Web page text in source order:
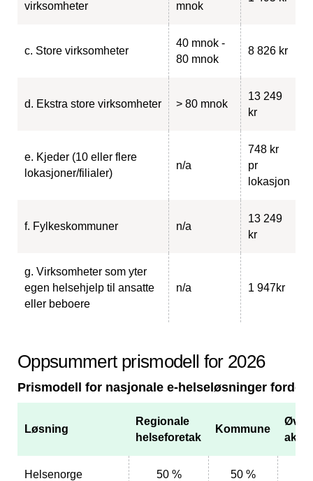
virksomheter mnok
c. Store virksomheter
40 mnok -
80 mnok
8 826 kr
d. Ekstra store virksomheter > 80 mnok
13 249
kr
e. Kjeder (10 eller flere
lokasjoner/filialer)
n/a
748 kr
pr
lokasjon
f. Fylkeskommuner n/a
13 249
kr
g. Virksomheter som yter
egen helsehjelp til ansatte
eller beboere
n/a 1 947kr
Oppsummert prismodell for 2026
Prismodell for nasjonale e-helseløsninger
Løsning
Regionale
helseforetak
Kommune
Helsenorge 50 % 50 %